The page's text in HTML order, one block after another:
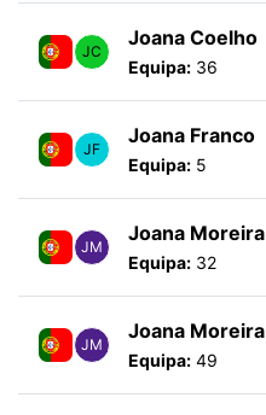
JC
Joana Coelho
Equipa: 36
JF
Joana Franco
Equipa: 5
JM
Joana Moreira
Equipa: 32
JM
Joana Moreira
Equipa: 49